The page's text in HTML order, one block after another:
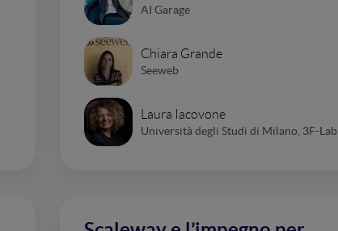
AI Garage
Chiara Grande
Seeweb
Laura Iacovone
Università degli Studi di Milano, 3F-Lab